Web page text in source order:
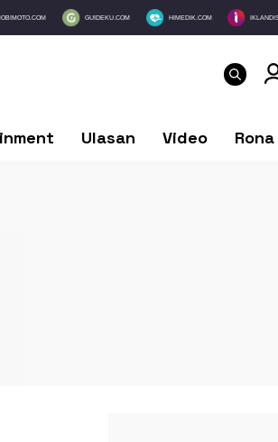
GUIDEKU.COM HIMEDIK.COM
Ulasan Video Rona